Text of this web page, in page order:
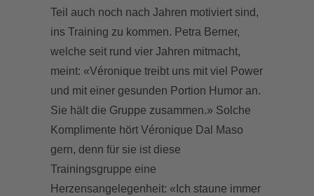
Teil auch noch nach Jahren motiviert sind,
ins Training zu kommen. Petra Berner,
welche seit rund vier Jahren mitmacht,
meint: «Véronique treibt uns mit viel Power
und mit einer gesunden Portion Humor an.
Sie hält die Gruppe zusammen.» Solche
Komplimente hört Véronique Dal Maso
gern, denn für sie ist diese
Trainingsgruppe eine
Herzensangelegenheit: «Ich staune immer